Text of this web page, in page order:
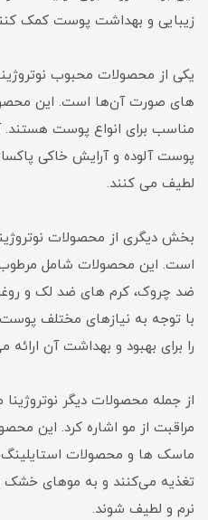
زیبایی و بهداشت پوست کمک
یکی از محصولات محبوب
های صورت آن‌ها است. این
مناسب برای انواع پوست هستند.
پوست آلوده و آرایش خاکی
لطیف می کنند.
بخش دیگری از محصولات
است. این محصولات شامل مرطوب
ضد چروک، کرم های ضد لک و
با توجه به نیازهای مختلف
را برای بهبود و بهداشت آن ارائه
از جمله محصولات دیگر
مراقبت از مو اشاره کرد. این
ماسک ها و محصولات
تغذیه می‌کنند و به موهای
نرم و لطیف شوند.